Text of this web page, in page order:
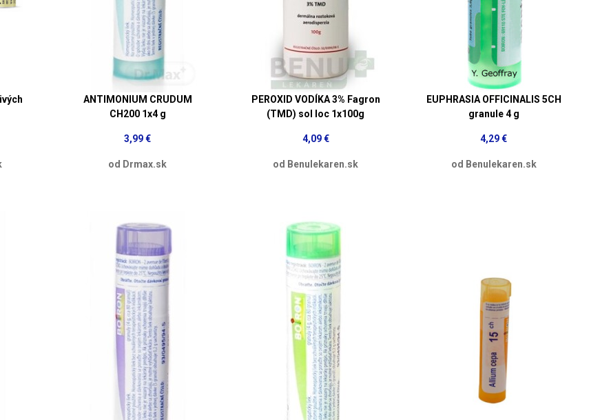
ANTIMONIUM CRUDUM
CH200 1x4 g
3,99 €
od Drmax.sk
PEROXID VODÍKA 3% Fagron
(TMD) sol loc 1x100g
4,09 €
od Benulekaren.sk
EUPHRASIA OFFICINALIS 5CH
granule 4 g
4,29 €
od Benulekaren.sk